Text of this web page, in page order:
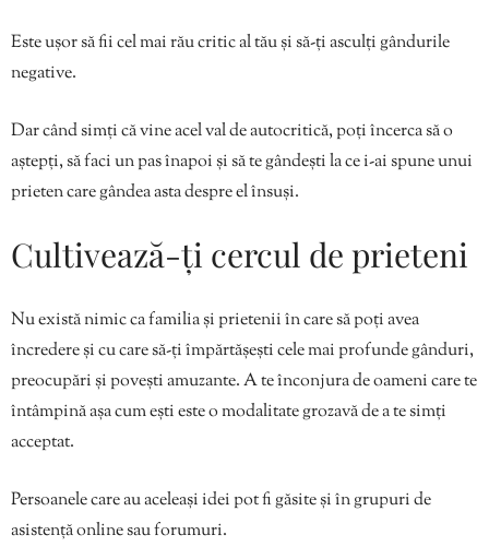
Este ușor să fii cel mai rău critic al tău și să-ți asculți gândurile
negative.
Dar când simți că vine acel val de autocritică, poți încerca să o
aștepți, să faci un pas înapoi și să te gândești la ce i-ai spune unui
prieten care gândea asta despre el însuși.
Cultivează-ți cercul de prieteni
Nu există nimic ca familia și prietenii în care să poți avea
încredere și cu care să-ți împărtășești cele mai profunde gânduri,
preocupări și povești amuzante. A te înconjura de oameni care te
întâmpină așa cum ești este o modalitate grozavă de a te simți
acceptat.
Persoanele care au aceleași idei pot fi găsite și în grupuri de
asistență online sau forumuri.